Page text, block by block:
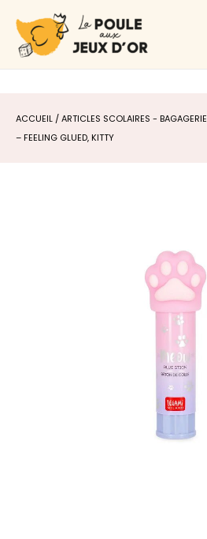
contenu
ACCUEIL /ARTICLES SCOLAIRES - BAGAGERIE
– FEELING GLUED, KITTY